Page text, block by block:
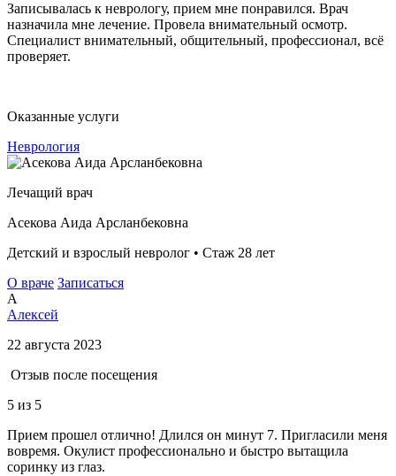
Записывалась к неврологу, прием мне понравился. Врач
назначила мне лечение. Провела внимательный осмотр.
Специалист внимательный, общительный, профессионал, всё
проверяет.
Оказанные услуги
Неврология
Лечащий врач
Асекова Аида Арсланбековна
Детский и взрослый невролог • Стаж 28 лет
О враче Записаться
А
Алексей
22 августа 2023
Отзыв после посещения
5 из 5
Прием прошел отлично! Длился он минут 7. Пригласили меня
вовремя. Окулист профессионально и быстро вытащила
соринку из глаз.